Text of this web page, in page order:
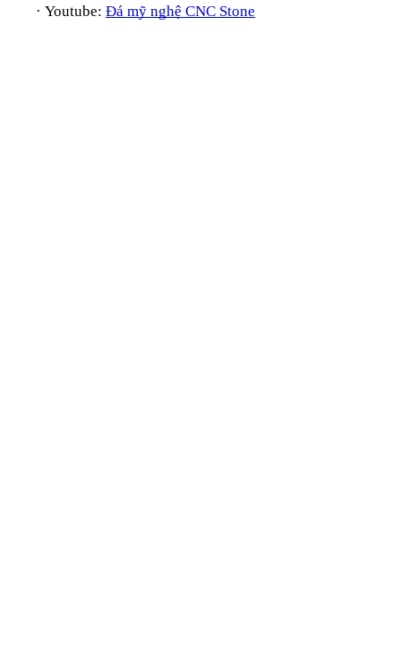
· Youtube: Đá mỹ nghệ CNC Stone